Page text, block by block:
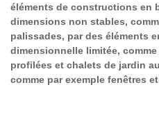
éléments de constructions en
dimensions non stables,
palissades, par des éléments
dimensionnelle limitée,
profilées et chalets de jardin
comme par exemple fenêtres